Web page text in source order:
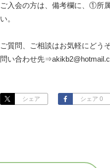
ご入会の方は、備考欄に、①所
い。
ご質問、ご相談はお気軽にどうぞ
問い合わせ先
シェア シェア 0